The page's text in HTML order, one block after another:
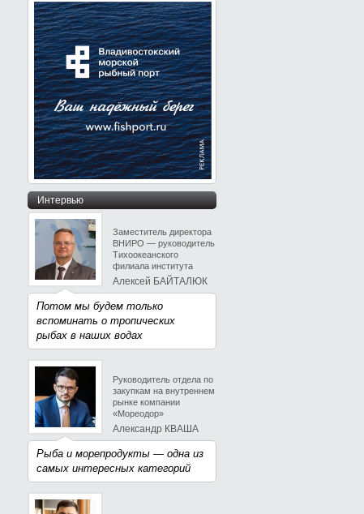
Интервью
Заместитель директора
ВНИРО — руководитель
Тихоокеанского
филиала института
Алексей БАЙТАЛЮК
Потом мы будем только
вспоминать о тропических
рыбах в наших водах
Руководитель отдела по
закупкам на внутреннем
рынке компании
«Мореодор»
Александр КВАША
Рыба и морепродукты — одна из
самых интересных категорий